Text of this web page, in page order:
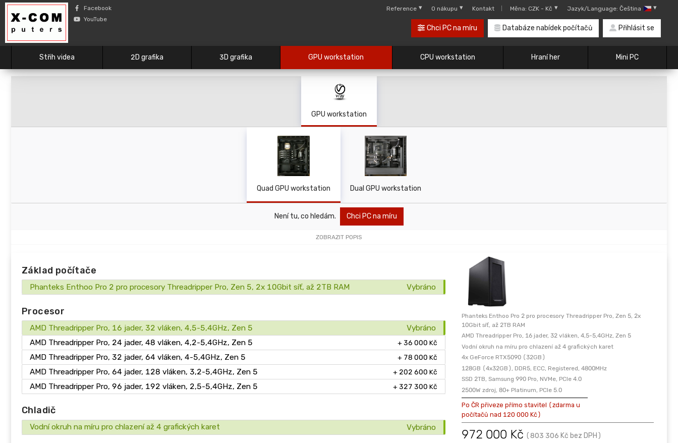
Facebook
YouTube
Reference O nákupu Kontakt Měna: CZK - Kč Jazyk/Language: Čeština
Chci PC na míru Databáze nabídek počítačů Přihlásit se
Střih videa 2D grafika 3D grafika GPU workstation CPU workstation Hraní her Mini PC
GPU workstation
Quad GPU workstation Dual GPU workstation
Není tu, co hledám. Chci PC na míru
ZOBRAZIT POPIS
Základ počítače
Phanteks Enthoo Pro 2 pro procesory Threadripper Pro, Zen 5, 2x 10Gbit síť, až 2TB RAM Vybráno
Procesor
AMD Threadripper Pro, 16 jader, 32 vláken, 4,5-5,4GHz, Zen 5
Vybráno
AMD Threadripper Pro, 24 jader, 48 vláken, 4,2-5,4GHz, Zen 5
+ 36 000 Kč
AMD Threadripper Pro, 32 jader, 64 vláken, 4-5,4GHz, Zen 5 + 78 000 Kč
AMD Threadripper Pro, 64 jader, 128 vláken, 3,2-5,4GHz, Zen 5 + 202 600 Kč
AMD Threadripper Pro, 96 jader, 192 vláken, 2,5-5,4GHz, Zen 5 + 327 300 Kč
Chladič
Vodní okruh na míru pro chlazení až 4 grafických karet Vybráno
Phanteks Enthoo Pro 2 pro procesory Threadripper Pro, Zen 5, 2x
10Gbit síť, až 2TB RAM
AMD Threadripper Pro, 16 jader, 32 vláken, 4,5-5,4GHz, Zen 5
Vodní okruh na míru pro chlazení až 4 grafických karet
4x GeForce RTX5090 (32GB)
128GB (4x32GB), DDR5, ECC, Registered, 4800MHz
SSD 2TB, Samsung 990 Pro, NVMe, PCIe 4.0
2500W zdroj, 80+ Platinum, PCIe 5.0
Po ČR přiveze přímo stavitel (zdarma u
počítačů nad 120 000 Kč)
972 000 Kč (803 306 Kč bez DPH )